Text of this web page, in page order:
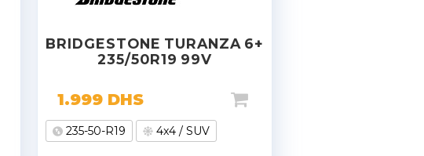
BRIDGESTONE TURANZA 6+
235/50R19 99V
1.999 DHS
235-50-R19 4x4 / SUV